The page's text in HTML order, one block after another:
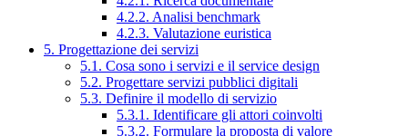
4.2.2. Analisi benchmark
4.2.3. Valutazione euristica
5. Progettazione dei servizi
5.1. Cosa sono i servizi e il service design
5.2. Progettare servizi pubblici digitali
5.3. Definire il modello di servizio
5.3.1. Identificare gli attori coinvolti
5.3.2. Formulare la proposta di valore